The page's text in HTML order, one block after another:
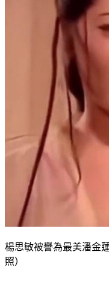
楊思敏被譽為最美潘金
照）